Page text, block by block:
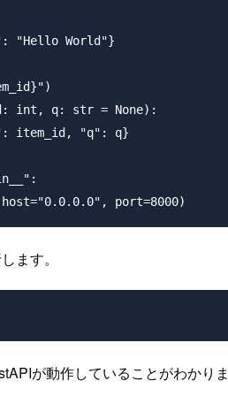
"Hello World"}
int, q: str = None):
item_id, "q": q}
ます。
が動作していることがわかり